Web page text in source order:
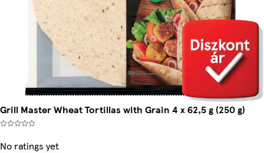
Grill Master Wheat Tortillas with Grain 4 x 62,5 g (250 g)
No ratings yet